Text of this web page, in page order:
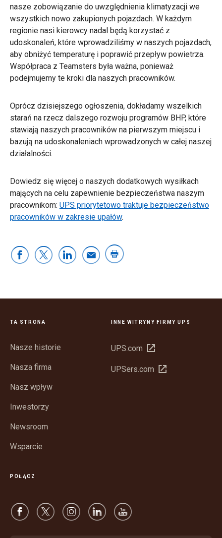
nasze zobowiązanie do uwzględnienia klimatyzacji we
wszystkich nowo zakupionych pojazdach. W każdym
regionie nasi kierowcy nadal będą korzystać z
udoskonaleń, które wprowadziliśmy w naszych pojazdach,
aby obniżyć temperaturę i poprawić przepływ powietrza.
Współpraca z Teamsters była ważna, ponieważ
podejmujemy te kroki dla naszych pracowników.
Oprócz dzisiejszego ogłoszenia, dokładamy wszelkich
starań na rzecz dalszego rozwoju programów BHP, które
stawiają naszych pracowników na pierwszym miejscu i
bazują na udoskonaleniach wprowadzonych w całej naszej
działalności.
Dowiedz się więcej o naszych dodatkowych wysiłkach
mających na celu zapewnienie bezpieczeństwa naszym
pracownikom: UPS priorytetowo traktuje bezpieczeństwo
pracowników w zakresie upałów.
TA STRONA
Nasze historie
Nasza firma
Nasz wpływ
Inwestorzy
Newsroom
Wsparcie
INNE WITRYNY FIRMY UPS
UPS.com Otwórz
nowym
UPSers.com Otwórz
POŁĄCZ